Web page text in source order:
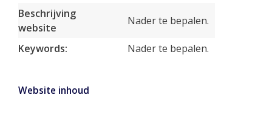
Beschrijving
website
Nader te bepalen.
Keywords: Nader te bepalen.
Website inhoud